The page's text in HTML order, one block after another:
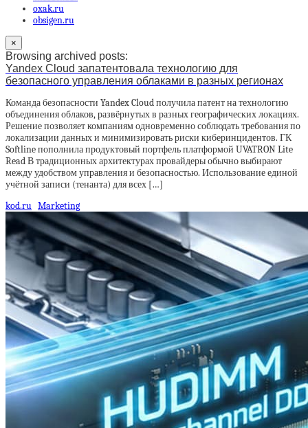
oxak.ru
obsigen.ru
×
Browsing archived posts:
Yandex Cloud запатентовала технологию для
безопасного управления облаками в разных регионах
Команда безопасности Yandex Cloud получила патент на технологию
объединения облаков, развёрнутых в разных географических локациях.
Решение позволяет компаниям одновременно соблюдать требования по
локализации данных и минимизировать риски киберинцидентов. ГК
Softline пополнила продуктовый портфель платформой UVATRON Lite
Read В традиционных архитектурах провайдеры обычно выбирают
между удобством управления и безопасностью. Использование единой
учётной записи (тенанта) для всех […]
kod.ru Marketing